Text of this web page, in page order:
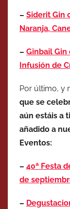
– Siderit Gin
Naranja,
– Ginbail Gin
Infusión de
Por último, y
que se
aún estáis a
añadido a
Eventos:
– 40ª Festa
de
–